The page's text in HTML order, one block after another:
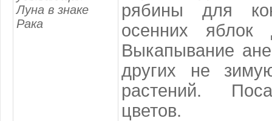
Луна в знаке
Рака
рябины для
осенних яблок
Выкапывание
других не
растений.
цветов.